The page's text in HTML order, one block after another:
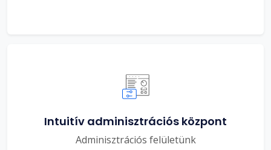
Intuitív adminisztrációs központ
Adminisztrációs felületünk